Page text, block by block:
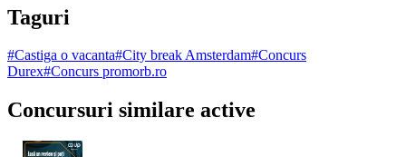
Taguri
#Castiga o vacanta#City break Amsterdam#Concurs
Durex#Concurs promorb.ro
Concursuri similare active